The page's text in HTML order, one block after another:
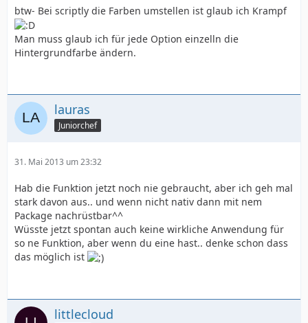
btw- Bei scriptly die Farben umstellen ist glaub ich Krampf
Man muss glaub ich für jede Option einzelln die
Hintergrundfarbe ändern.
lauras
Juniorchef
31. Mai 2013 um 23:32
Hab die Funktion jetzt noch nie gebraucht, aber ich geh mal
stark davon aus.. und wenn nicht nativ dann mit nem
Package nachrüstbar^^
Wüsste jetzt spontan auch keine wirkliche Anwendung für
so ne Funktion, aber wenn du eine hast.. denke schon dass
das möglich ist
littlecloud